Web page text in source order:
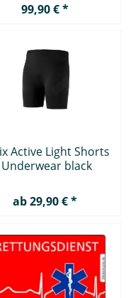
99,90 € *
Active Light Shorts
Underwear black
ab 29,90 € *